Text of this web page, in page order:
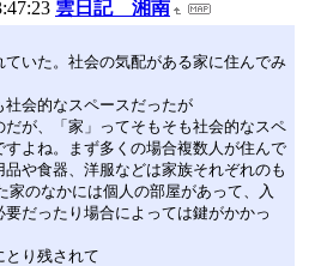
雲日記 湘南
ていた。社会の気配がある家に住んでみ
社会的なスペースだったが
だが、「家」ってそもそも社会的なスペ
すよね。まず多くの場合複数人が住んで
品や食器、洋服などは家族それぞれのも
家のなかには個人の部屋があって、入
要だったり場合によっては鍵がかかっ
とり残されて